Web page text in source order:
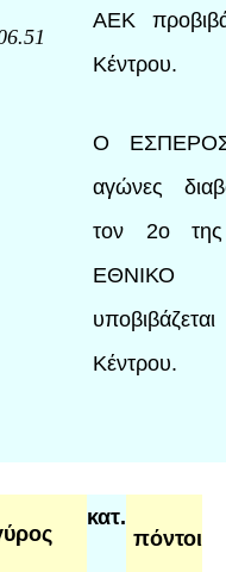
ΑΕΚ
Κέντρου.
Ο ΕΣΠΕΡΟΣ
αγώνες
τον 2ο
Κέντρου.
κατ.
πόντοι